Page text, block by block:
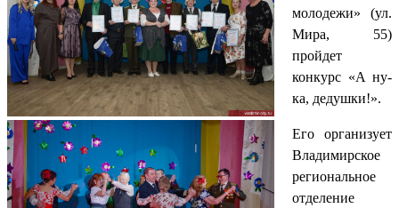
молодежи» (ул.
Мира, 55)
пройдет
конкурс «А ну-
ка, дедушки!».
Его организует
Владимирское
региональное
отделение